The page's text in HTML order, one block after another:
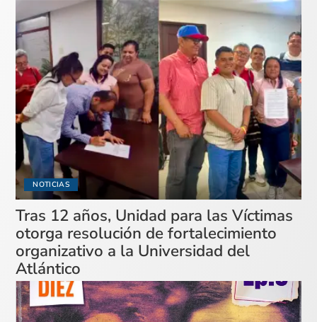
NOTICIAS
Tras 12 años, Unidad para las Víctimas
otorga resolución de fortalecimiento
organizativo a la Universidad del
Atlántico